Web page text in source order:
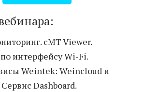
cMT Viewer.
интерфейсу Wi-Fi.
Weintek: Weincloud и
Сервис Dashboard.